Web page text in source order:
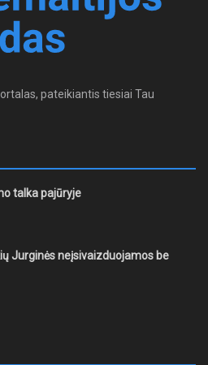
pateikiantis tiesiai Tau
talka pajūryje
Jurginės neįsivaizduojamos be